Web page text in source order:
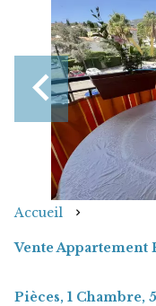
Accueil
Vente
Pièces, 1 Chambre,